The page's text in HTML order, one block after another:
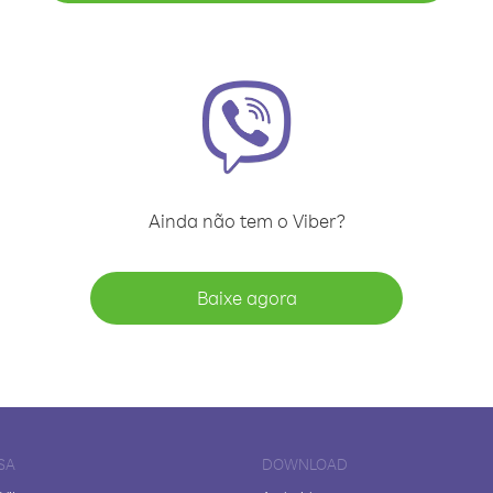
Ainda não tem o Viber?
Baixe agora
DOWNLOAD